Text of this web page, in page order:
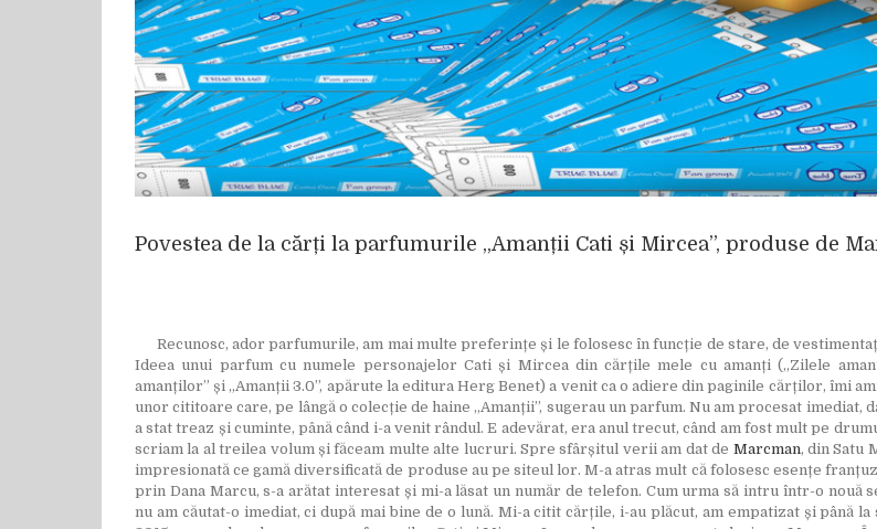
Povestea de la cărți la parfumurile „Amanții Cati și Mircea”, produse de
Recunosc, ador parfumurile, am mai multe preferințe și le folosesc în funcție de stare, de
Ideea unui parfum cu numele personajelor Cati și Mircea din cărțile mele cu amanți („Zilele
amanților” și „Amanții 3.0”, apărute la editura Herg Benet) a venit ca o adiere din paginile cărților, îmi
unor cititoare care, pe lângă o colecție de haine „Amanții”, sugerau un parfum. Nu am procesat imediat,
a stat treaz și cuminte, până când i-a venit rândul. E adevărat, era anul trecut, când am fost mult pe
scriam la al treilea volum și făceam multe alte lucruri. Spre sfârșitul verii am dat de Marcman, din Satu
impresionată ce gamă diversificată de produse au pe siteul lor. M-a atras mult că folosesc esențe
prin Dana Marcu, s-a arătat interesat și mi-a lăsat un număr de telefon. Cum urma să intru într-o nouă
nu am căutat-o imediat, ci după mai bine de o lună. Mi-a citit cărțile, i-au plăcut, am empatizat și până